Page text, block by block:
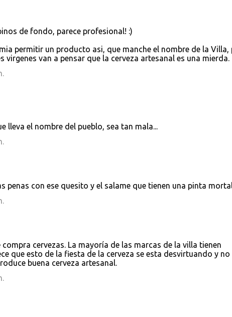
de fondo, parece profesional! :)
permitir un producto asi, que manche el nombre de la Villa,
van a pensar que la cerveza artesanal es una mierda.
lleva el nombre del pueblo, sea tan mala...
penas con ese quesito y el salame que tienen una pinta
cervezas. La mayoría de las marcas de la villa tienen
que esto de la fiesta de la cerveza se esta desvirtuando y no
buena cerveza artesanal.